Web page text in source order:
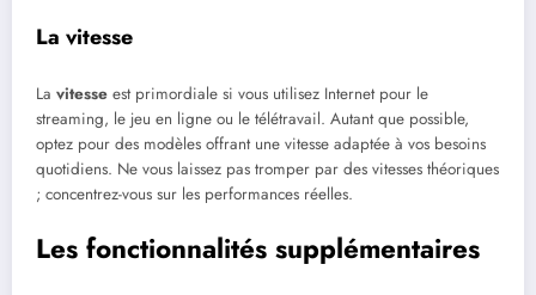
La vitesse
La vitesse est primordiale si vous utilisez Internet pour le
streaming, le jeu en ligne ou le télétravail. Autant que possible,
optez pour des modèles offrant une vitesse adaptée à vos besoins
quotidiens. Ne vous laissez pas tromper par des vitesses théoriques
; concentrez-vous sur les performances réelles.
Les fonctionnalités supplémentaires